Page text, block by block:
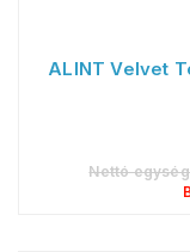
ALINT Velvet
Nettó